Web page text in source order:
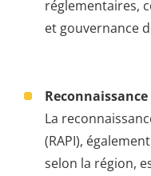
réglementaires,
et gouvernance
La
(RAPI),
selon la région,